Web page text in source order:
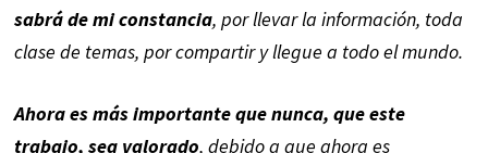
sabrá de mi constancia, por llevar la información, toda
clase de temas, por compartir y llegue a todo el mundo.
Ahora es más importante que nunca, que este
trabajo, sea valorado, debido a que ahora es